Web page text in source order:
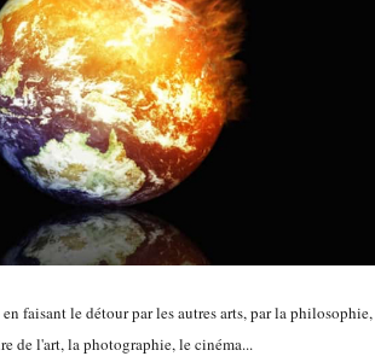
faisant le détour par les autres arts, par la philosophie,
de l'art, la photographie, le cinéma...